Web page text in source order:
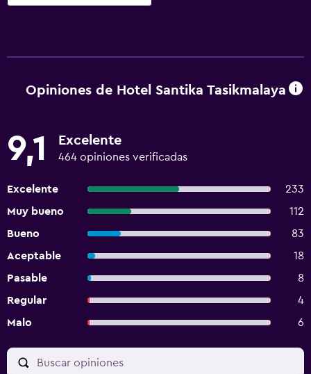
Opiniones de Hotel Santika Tasikmalaya
9,1 Excelente
464 opiniones verificadas
Excelente
233
Muy bueno
112
Bueno
83
Aceptable
18
Pasable
8
Regular
4
Malo
6